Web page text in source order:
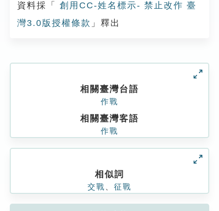
資料採「
創用CC-姓名標示- 禁止改作 臺
灣3.0版授權條款 」釋出
相關臺灣台語
作戰
相關臺灣客語
作戰
相似詞
交戰 征戰